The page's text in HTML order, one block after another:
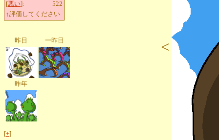
[悪い]:
522
↑評価してください
昨日 一昨日
昨年
[+]
<